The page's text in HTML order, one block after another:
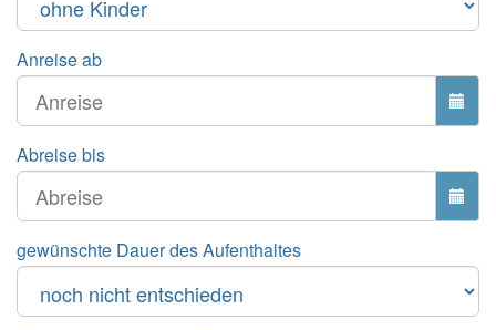
Anreise ab
Abreise bis
gewünschte Dauer des Aufenthaltes